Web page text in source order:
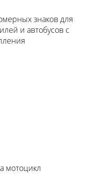
знаков для
и автобусов с